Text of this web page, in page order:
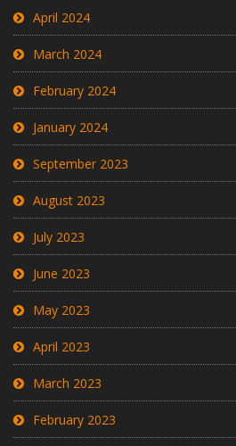
April 2024
March 2024
February 2024
January 2024
September 2023
August 2023
July 2023
June 2023
May 2023
April 2023
March 2023
February 2023